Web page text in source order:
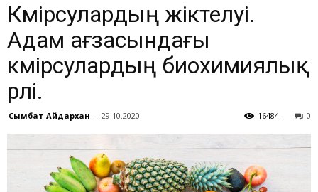
Көмірсулардың жіктелуі.
Адам ағзасындағы
көмірсулардың биохимиялық
рөлі.
Сымбат Айдархан - 29.10.2020 0
16484